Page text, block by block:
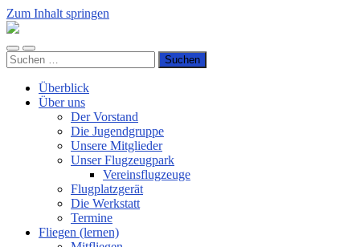
Zum Inhalt springen
Luftsportverein
e.V.
Mobile-
Menü
Suchfeld
ein-/ausblenden
Suchen
nach:
Überblick
Über uns
Der Vorstand
Die Jugendgruppe
Unsere Mitglieder
Unser Flugzeugpark
Vereinsflugzeuge
Flugplatzgerät
Die Werkstatt
Termine
Fliegen (lernen)